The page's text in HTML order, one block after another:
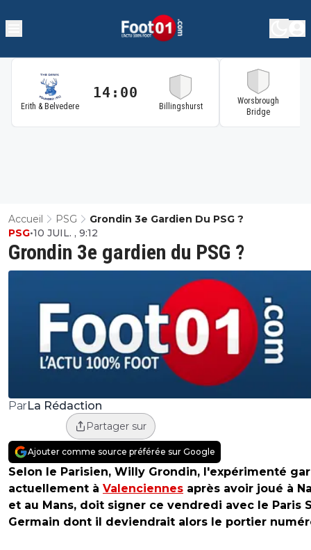
Erith & Belvedere
14:00
Billingshurst
Worsbrough
Bridge
Accueil PSG Grondin 3e Gardien Du PSG ?
Grondin 3e gardien du PSG ?
PSG•10 JUIL. , 9:12
ParLa Rédaction
Partager sur
Ajouter comme source préférée sur Google
Selon le Parisien, Willy Grondin, l'expérimenté
actuellement à Valenciennes après avoir joué à
et au Mans, doit signer ce vendredi avec le Paris
Germain dont il deviendrait alors le portier